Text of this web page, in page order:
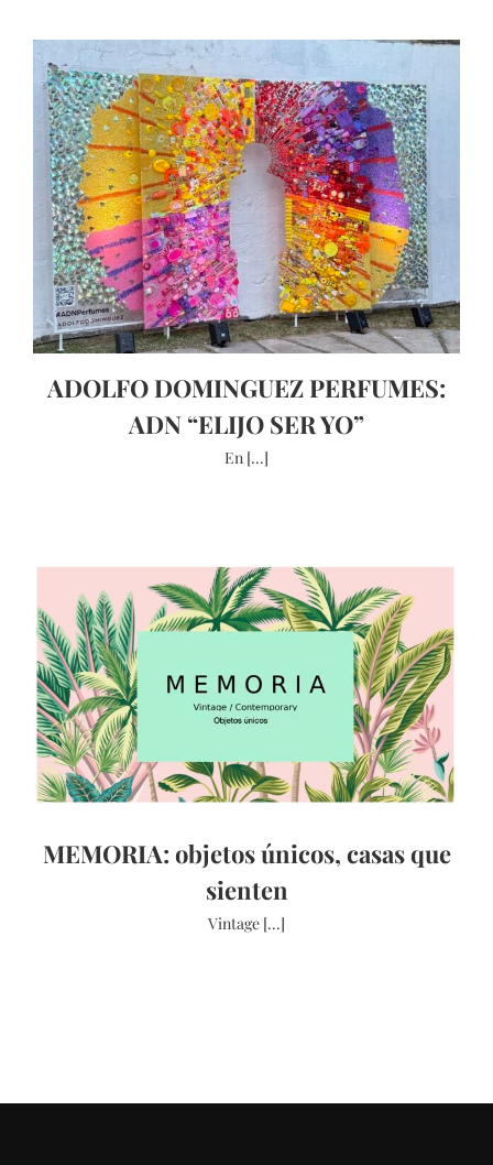
ADOLFO DOMINGUEZ PERFUMES:
ADN “ELIJO SER YO”
En [...]
MEMORIA: objetos únicos, casas que
sienten
Vintage [...]